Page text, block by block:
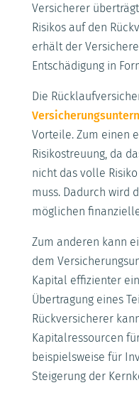
Versicherer
Risikos auf den
erhält der
Entschädigung in
Die
Vorteile. Zum einen
Risikostreuung, da
nicht das volle
muss. Dadurch wird
möglichen
Zum anderen kann
dem
Kapital effizienter
Übertragung eines
Rückversicherer
Kapitalressourcen
beispielsweise für
Steigerung der